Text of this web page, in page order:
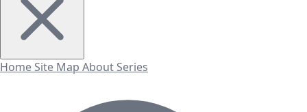
Home Site Map About Series